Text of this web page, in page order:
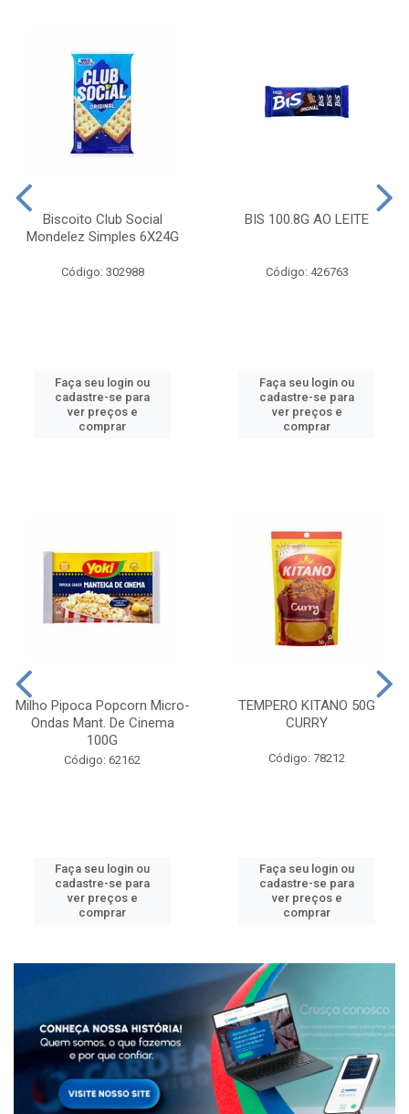
Biscoito Club Social
Mondelez Simples 6X24G
Código: 302988
Faça seu login ou
cadastre-se para
ver preços e
comprar
BIS 100.8G AO LEITE
Código: 426763
Faça seu login ou
cadastre-se para
ver preços e
comprar
Milho Pipoca Popcorn Micro-
Ondas Mant. De Cinema
100G
Código: 62162
Faça seu login ou
cadastre-se para
ver preços e
comprar
TEMPERO KITANO 50G
CURRY
Código: 78212
Faça seu login ou
cadastre-se para
ver preços e
comprar